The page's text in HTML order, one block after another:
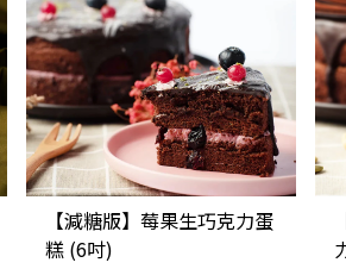
【減糖版】莓果生巧克力蛋
糕 (6吋)